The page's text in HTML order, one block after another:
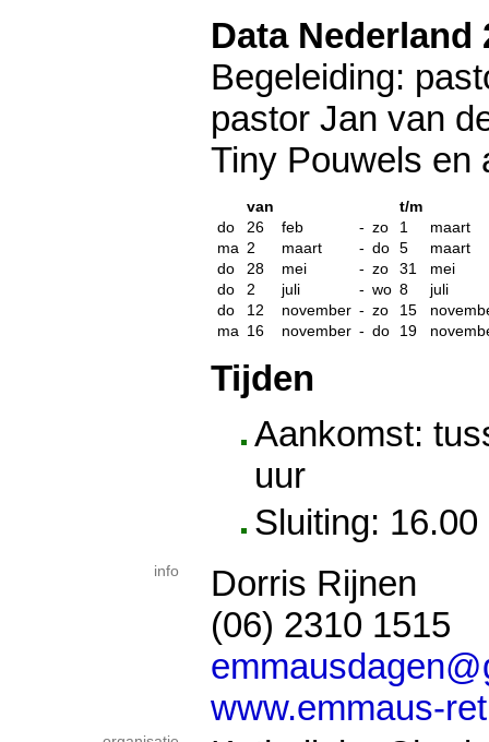
Data Nederland
Begeleiding:
pastor Jan van
Tiny Pouwels en
van
t/m
do
26 feb - zo 1
maart
ma 2 maart - do 5
maart
do
28 mei - zo 31
mei
do
2 juli - wo 8
juli
do
12 november - zo 15
ma 16 november - do 19
Tijden
Aankomst:
uur
Sluiting: 16.00
info
Dorris Rijnen
(06) 2310 1515
www.emmaus-